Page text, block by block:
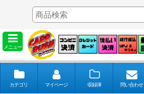
メニュー
カテゴリ マイページ 収録弾 問い合わせ